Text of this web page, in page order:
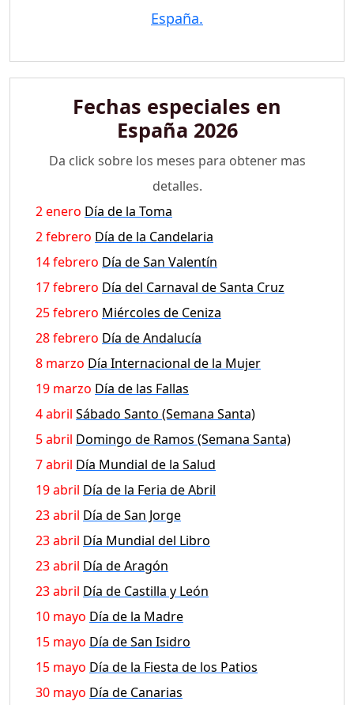
España.
Fechas especiales en
España 2026
Da click sobre los meses para obtener mas
detalles.
2 enero Día de la Toma
2 febrero Día de la Candelaria
14 febrero Día de San Valentín
17 febrero Día del Carnaval de Santa Cruz
25 febrero Miércoles de Ceniza
28 febrero Día de Andalucía
8 marzo Día Internacional de la Mujer
19 marzo Día de las Fallas
4 abril Sábado Santo (Semana Santa)
5 abril Domingo de Ramos (Semana Santa)
7 abril Día Mundial de la Salud
19 abril Día de la Feria de Abril
23 abril Día de San Jorge
23 abril Día Mundial del Libro
23 abril Día de Aragón
23 abril Día de Castilla y León
10 mayo Día de la Madre
15 mayo Día de San Isidro
15 mayo Día de la Fiesta de los Patios
30 mayo Día de Canarias